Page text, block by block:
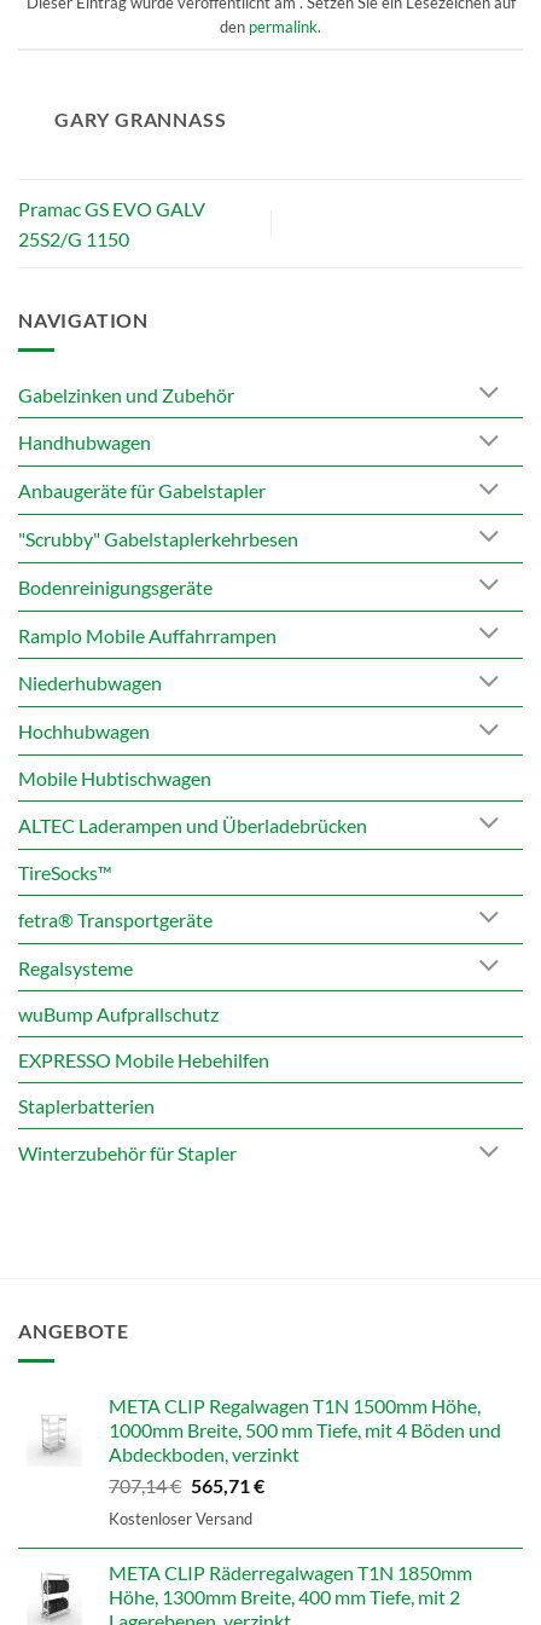
den permalink.
GARY GRANNASS
Pramac GS EVO GALV
25S2/G 1150
NAVIGATION
Gabelzinken und Zubehör
Handhubwagen
Anbaugeräte für Gabelstapler
"Scrubby" Gabelstaplerkehrbesen
Bodenreinigungsgeräte
Ramplo Mobile Auffahrrampen
Niederhubwagen
Hochhubwagen
Mobile Hubtischwagen
ALTEC Laderampen und Überladebrücken
TireSocks™
fetra® Transportgeräte
Regalsysteme
wuBump Aufprallschutz
EXPRESSO Mobile Hebehilfen
Staplerbatterien
Winterzubehör für Stapler
ANGEBOTE
META CLIP Regalwagen T1N 1500mm Höhe,
1000mm Breite, 500 mm Tiefe, mit 4 Böden und
Abdeckboden, verzinkt
707,14€ Ursprünglicher
Preis
565,71 €Aktueller
Kostenloser Versand
META CLIP Räderregalwagen T1N 1850mm
Höhe, 1300mm Breite, 400 mm Tiefe, mit 2
Lagerebenen, verzinkt